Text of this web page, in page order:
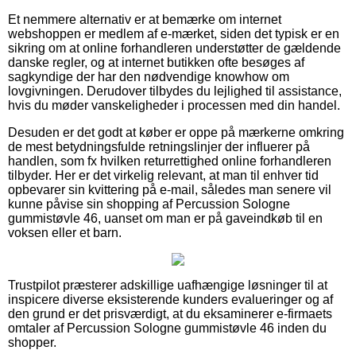
Et nemmere alternativ er at bemærke om internet
webshoppen er medlem af e-mærket, siden det typisk er en
sikring om at online forhandleren understøtter de gældende
danske regler, og at internet butikken ofte besøges af
sagkyndige der har den nødvendige knowhow om
lovgivningen. Derudover tilbydes du lejlighed til assistance,
hvis du møder vanskeligheder i processen med din handel.
Desuden er det godt at køber er oppe på mærkerne omkring
de mest betydningsfulde retningslinjer der influerer på
handlen, som fx hvilken returrettighed online forhandleren
tilbyder. Her er det virkelig relevant, at man til enhver tid
opbevarer sin kvittering på e-mail, således man senere vil
kunne påvise sin shopping af Percussion Sologne
gummistøvle 46, uanset om man er på gaveindkøb til en
voksen eller et barn.
Trustpilot præsterer adskillige uafhængige løsninger til at
inspicere diverse eksisterende kunders evalueringer og af
den grund er det prisværdigt, at du eksaminerer e-firmaets
omtaler af Percussion Sologne gummistøvle 46 inden du
shopper.